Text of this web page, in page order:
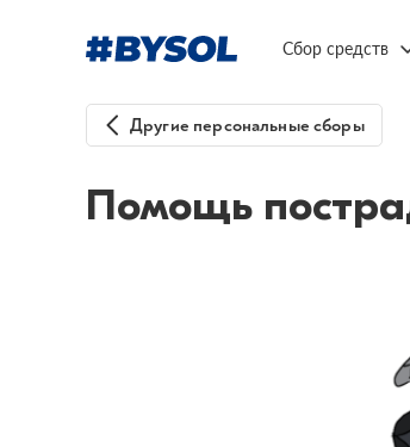
Сбор средств
Другие персональные сборы
Помощь